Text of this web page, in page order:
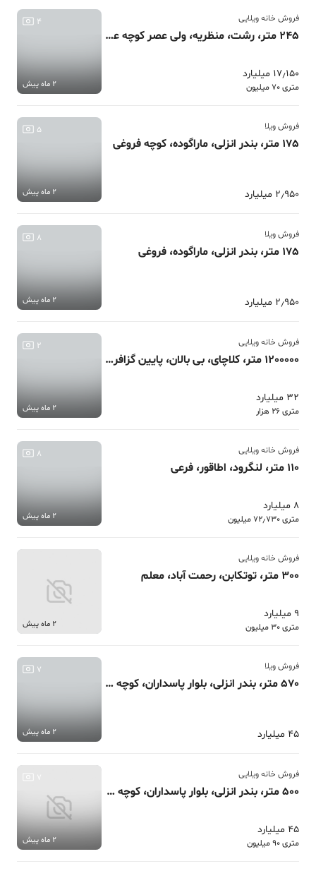
فروش خانه ویلایی
245 متر، رشت، منظریه، ولی عصر کوچه عشقی
17٫150 میلیارد
متری 70 میلیون
4
2 ماه پیش
فروش ویلا
175 متر، بندر انزلی، ماراگوده، کوچه فروغی
2٫950 میلیارد
5
2 ماه پیش
فروش ویلا
175 متر، بندر انزلی، ماراگوده، فروغی
2٫950 میلیارد
8
2 ماه پیش
فروش خانه ویلایی
1200000 متر، کلاچای، بی بالان، پایین گزافرود
32 میلیارد
متری 26 هزار
2
2 ماه پیش
فروش خانه ویلایی
110 متر، لنگرود، اطاقور، فرعی
8 میلیارد
متری 72٫730 میلیون
8
2 ماه پیش
فروش خانه ویلایی
300 متر، توتكابن، رحمت آباد، معلم
9 میلیارد
متری 30 میلیون 2 ماه پیش
فروش ویلا
570 متر، بندر انزلی، بلوار پاسداران، کوچه دهم
45 میلیارد
7
2 ماه پیش
فروش خانه ویلایی
500 متر، بندر انزلی، بلوار پاسداران، کوچه دهم
45 میلیارد
متری 90 میلیون
7
2 ماه پیش